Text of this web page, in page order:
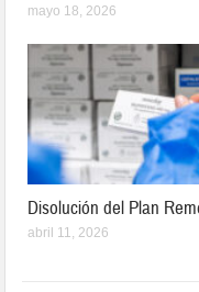
mayo 18, 2026
Disolución del Plan
abril 11, 2026